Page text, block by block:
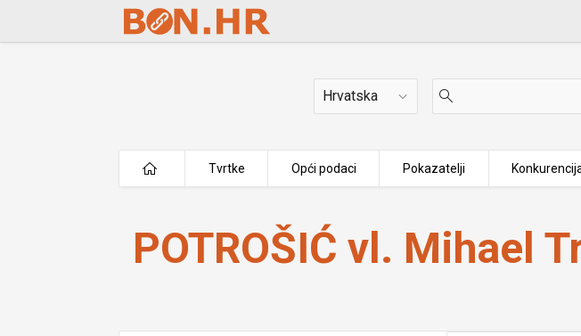
Skip to Main Content
Država
Tvrtke Opći podaci Pokazatelji
POTROŠIĆ vl. Mihael Trošić
POTROŠIĆ vl. Mihael